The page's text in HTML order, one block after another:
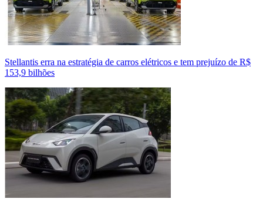
Stellantis erra na estratégia de carros elétricos e tem prejuízo de R$
153,9 bilhões